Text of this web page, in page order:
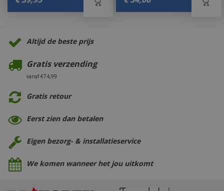
Altijd de beste prijs
Gratis verzending
vanaf €74,99
Gratis retour
Eerst zien dan betalen
Eigen bezorg- & installatieservice
We komen wanneer het jou uitkomt